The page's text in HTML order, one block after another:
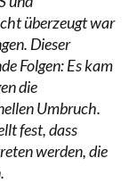
überzeugt war
Dieser
Folgen: Es kam
die
Umbruch.
fest, dass
werden, die